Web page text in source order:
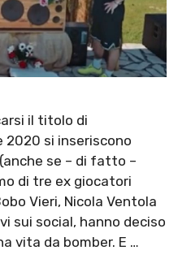
il titolo di
si inseriscono
se – di fatto –
di tre ex giocatori
Vieri, Nicola Ventola
sui social, hanno deciso
vita da bomber. E …